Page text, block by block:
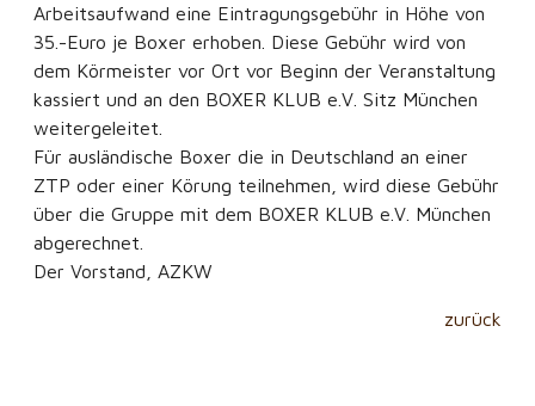
zurück
Arbeitsaufwand eine Eintragungsgebühr in Höhe von
35.-Euro je Boxer erhoben. Diese Gebühr wird von
dem Körmeister vor Ort vor Beginn der Veranstaltung
kassiert und an den BOXER KLUB e.V. Sitz München
weitergeleitet.
Für ausländische Boxer die in Deutschland an einer
ZTP oder einer Körung teilnehmen, wird diese Gebühr
über die Gruppe mit dem BOXER KLUB e.V. München
abgerechnet.
Der Vorstand, AZKW